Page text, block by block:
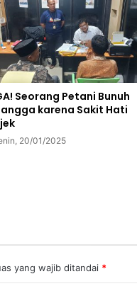
Seorang Petani Bunuh
karena Sakit Hati
20/01/2025
yang wajib ditandai *